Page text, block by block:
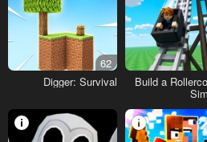
Build a
62
Digger: Survival